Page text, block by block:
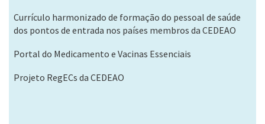
Currículo harmonizado de formação do pessoal de saúde
dos pontos de entrada nos países membros da CEDEAO
Portal do Medicamento e Vacinas Essenciais
Projeto RegECs da CEDEAO